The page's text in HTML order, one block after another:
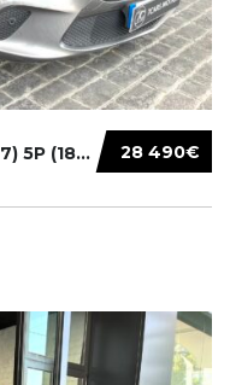
28 490€
MERCEDES BENZ CLASE A (W 177) 5P (18-) 2020....